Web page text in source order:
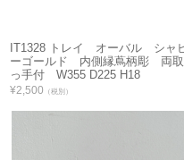
IT1328 トレイ オーバル シャ
ーゴールド 内側縁蔦柄彫 両取
っ手付 W355 D225 H18
¥2,500 （税別）